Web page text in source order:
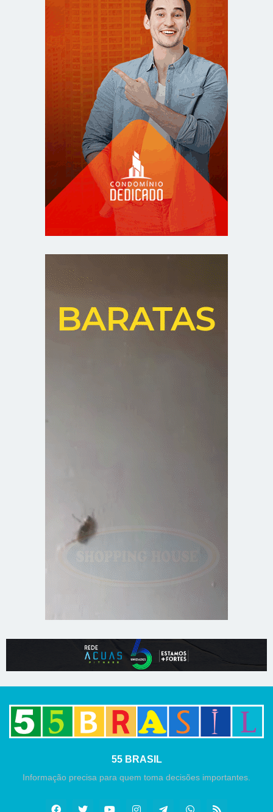
55 BRASIL
Informação precisa para quem toma decisões importantes.